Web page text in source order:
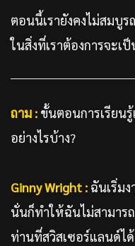
ตอนนี้เรายังคงไม่สมบู
ในสิ่งที่เราต้องการจะเ
ถาม : ขั้นตอนการเรียน
อย่างไรบ้าง?
Ginny Wright : ฉันเริ่ม
นั่นก็ทำให้ฉันไม่สามาร
ท่านที่สวิสเซอร์แลนด์ไ